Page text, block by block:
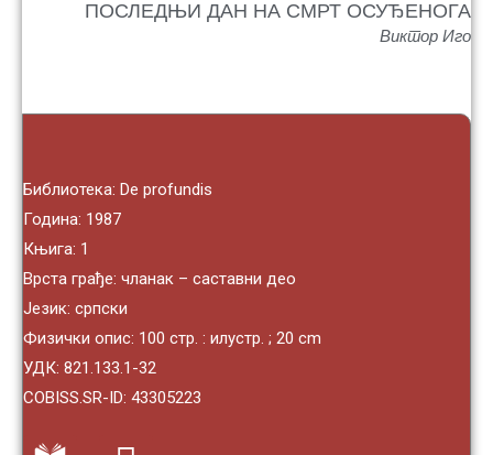
ПОСЛЕДЊИ ДАН НА СМРТ ОСУЂЕНОГА
Виктор Иго
Библиотека: De profundis
Година: 1987
Књига: 1
Врста грађе: чланак – саставни део
Језик: српски
Физички опис: 100 стр. : илустр. ; 20 cm
УДК: 821.133.1-32
COBISS.SR-ID: 43305223